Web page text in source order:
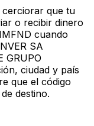
cerciorar que tu
o recibir dinero
cuando
SA
GRUPO
ciudad y país
que el código
destino.